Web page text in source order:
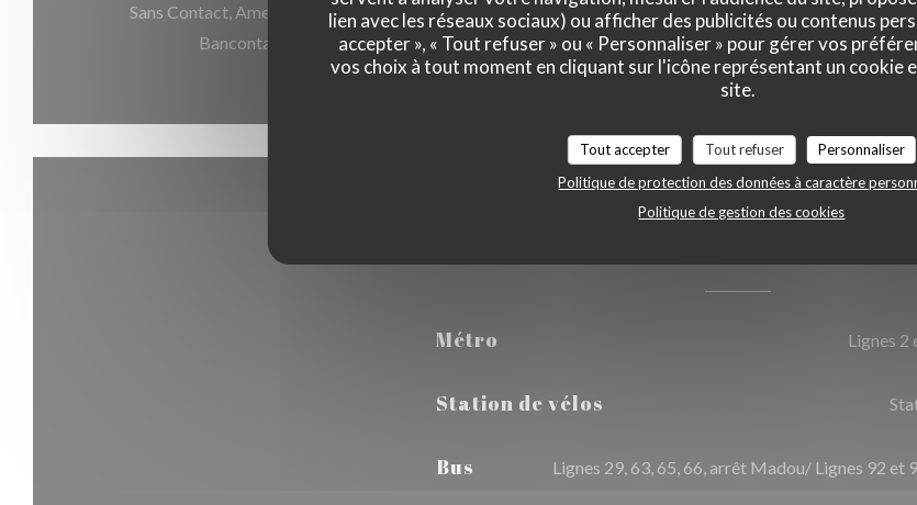
lien avec les réseaux sociaux) ou afficher des publicités ou contenus
accepter », « Tout refuser » ou « Personnaliser » pour gérer vos
vos choix à tout moment en cliquant sur l'icône représentant un cookie
site.
Tout accepter Tout refuser
Personnaliser
Politique de protection des données à caractère
Politique de gestion des cookies
Sans Contact, American Express, Carte Bleue, Eurocard/Mastercard,
Bancontact / Mister Cash, Maestro, Visa, Espèces
Métro Lignes
Station de vélos
Bus Lignes 29, 63, 65, 66, arrêt Madou/ Lignes 92 et